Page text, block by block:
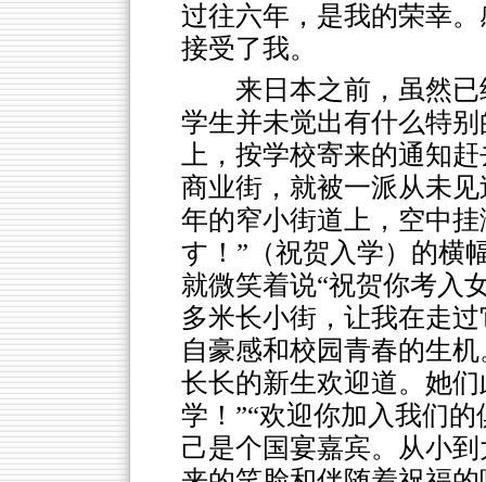
过往六年，是我的荣幸
接受了我。
来日本之前，虽然
学生并未觉出有什么特
上，按学校寄来的通知
商业街，就被一派从未
年的窄小街道上，空中
す！”（祝贺入学）的横
就微笑着说“祝贺你考入
多米长小街，让我在走
自豪感和校园青春的生
长长的新生欢迎道。她
学！”“欢迎你加入我们
己是个国宴嘉宾。从小